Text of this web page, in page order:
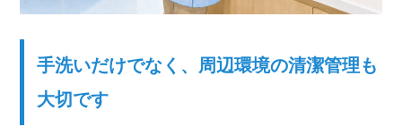
手洗いだけでなく、周辺環境の清潔管理も
大切です